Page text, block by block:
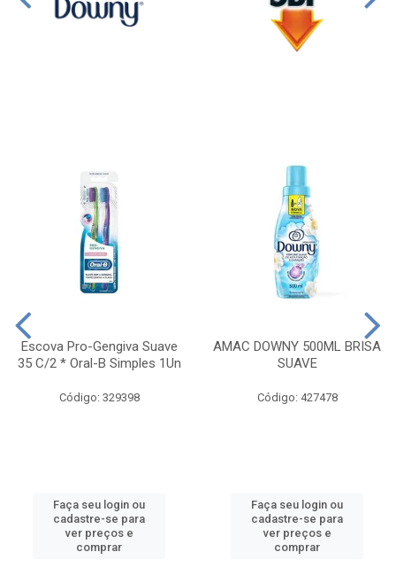
Escova Pro-Gengiva Suave
35 C/2 * Oral-B Simples 1Un
Código: 329398
Faça seu login ou
cadastre-se para
ver preços e
comprar
AMAC DOWNY 500ML BRISA
SUAVE
Código: 427478
Faça seu login ou
cadastre-se para
ver preços e
comprar